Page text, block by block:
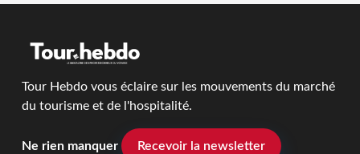
Tour Hebdo vous éclaire sur les mouvements du marché
du tourisme et de l'hospitalité.
Ne rien manquer Recevoir la newsletter